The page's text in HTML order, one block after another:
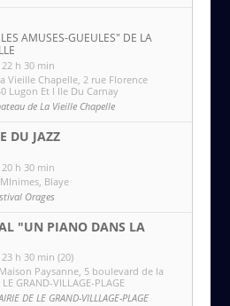
AMUSES-GUEULES" DE LA
h 30 min
Vieille Chapelle, 2 rue Florence
Lugon Et l Ile Du Carnay
de La Vieille Chapelle
DU JAZZ
h 30 min
, Blaye
Orages
"UN PIANO DANS LA
h 30 min (20)
Paysanne, 5 boulevard de la
GRAND-VILLAGE-PLAGE
DE LE GRAND-VILLLAGE-PLAGE